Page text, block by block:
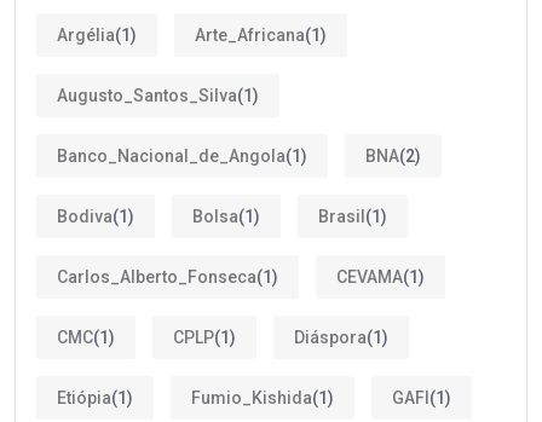
Argélia(1) Arte_Africana(1)
Augusto_Santos_Silva(1)
Banco_Nacional_de_Angola(1) BNA(2)
Bodiva(1) Bolsa(1) Brasil (1)
Carlos_Alberto_Fonseca(1) CEVAMA(1)
CMC(1) CPLP(1) Diáspora(1)
Etiópia(1) Fumio_Kishida(1) GAFI (1)